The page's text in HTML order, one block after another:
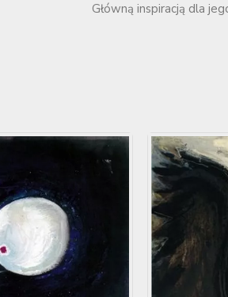
Główną inspiracją dla